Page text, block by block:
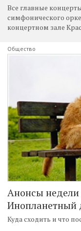
Все главные
симфонического
концертном зале
Общество
Анонсы недели
Инопланетный
Куда сходить и что